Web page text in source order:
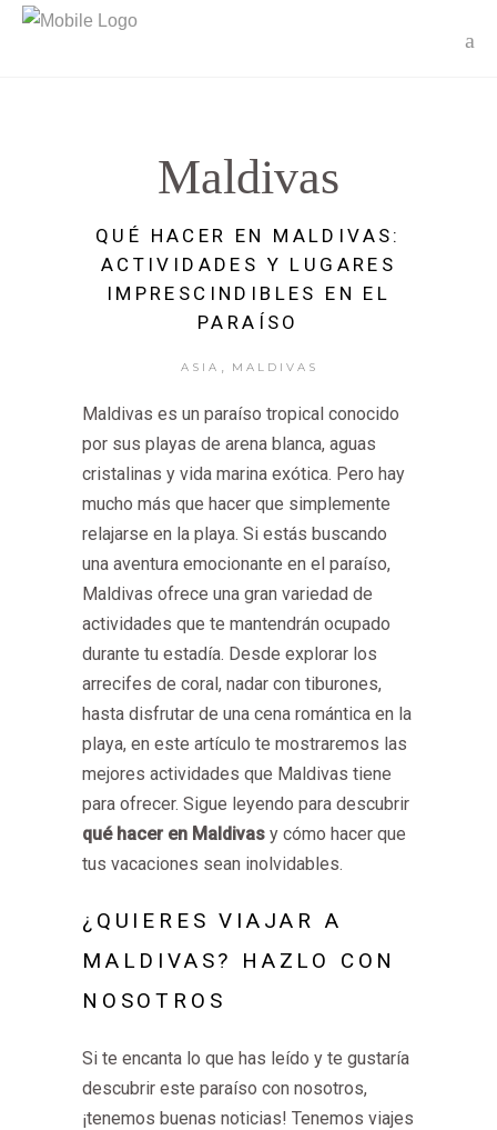
Maldivas
QUÉ HACER EN MALDIVAS:
ACTIVIDADES Y LUGARES
IMPRESCINDIBLES EN EL
PARAÍSO
ASIA MALDIVAS
Maldivas es un paraíso tropical conocido
por sus playas de arena blanca, aguas
cristalinas y vida marina exótica. Pero hay
mucho más que hacer que simplemente
relajarse en la playa. Si estás buscando
una aventura emocionante en el paraíso,
Maldivas ofrece una gran variedad de
actividades que te mantendrán ocupado
durante tu estadía. Desde explorar los
arrecifes de coral, nadar con tiburones,
hasta disfrutar de una cena romántica en la
playa, en este artículo te mostraremos las
mejores actividades que Maldivas tiene
para ofrecer. Sigue leyendo para descubrir
qué hacer en Maldivas y cómo hacer que
tus vacaciones sean inolvidables.
¿QUIERES VIAJAR A
MALDIVAS? HAZLO CON
NOSOTROS
Si te encanta lo que has leído y te gustaría
descubrir este paraíso con nosotros,
¡tenemos buenas noticias! Tenemos viajes